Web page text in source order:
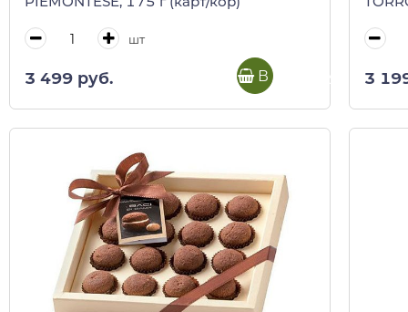
шт
3 499 руб. В корзину 3